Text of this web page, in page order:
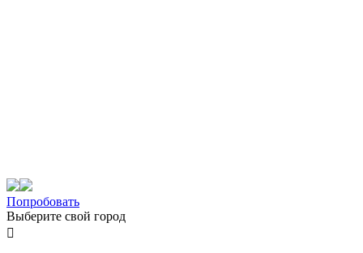
Попробовать
Выберите свой город
